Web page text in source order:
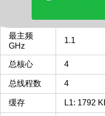
最主频
GHz
1.1
总核心 4
总线程数 4
缓存 L1: 1792